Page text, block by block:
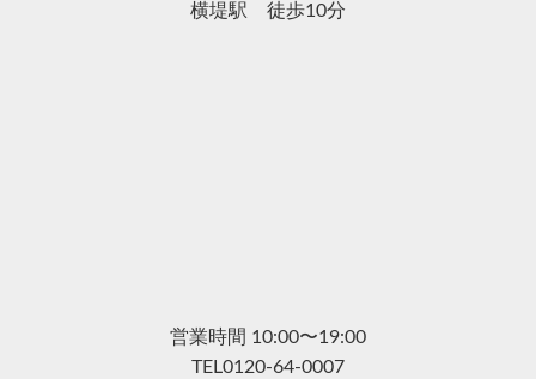
横堤駅 徒歩10分
営業時間 10:00〜19:00
TEL0120-64-0007